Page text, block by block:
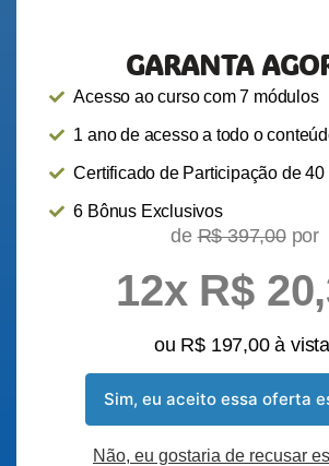
GARANTA
Acesso ao curso com 7 módulos
1 ano de acesso a todo o
Certificado de Participação de 40
6 Bônus Exclusivos
deR$ 397,00por
12x R$
ou R$ 197,00 à
Sim, eu aceito essa oferta
Não, eu gostaria de recusar